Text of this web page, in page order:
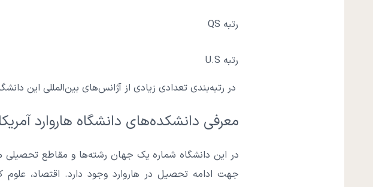
رتبه QS
رتبه U.S
در رتبه‌بندی تعدادی زیادی از آژانس‌های بین‌المللی این
معرفی دانشکده‌های دانشگاه هاروارد
در این دانشگاه شماره یک جهان رشته‌ها و مقاطع تحصیلی
جهت ادامه تحصیل در هاروارد وجود دارد. اقتصاد، علوم